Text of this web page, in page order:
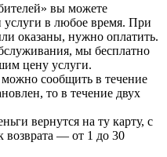
вы можете
услуги в любое время. При
оказаны, нужно оплатить.
мы бесплатно
цену услуги.
сообщить в течение
то в течение двух
вернутся на ту карту, с
возврата — от 1 до 30